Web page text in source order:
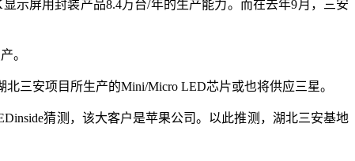
示屏用封装产品8.4万台/年的生产能力。而在去年9月，三安
。
三安项目所生产的Mini/Micro LED芯片或也将供应三星。
猜测，该大客户是苹果公司。以此推测，湖北三安基地